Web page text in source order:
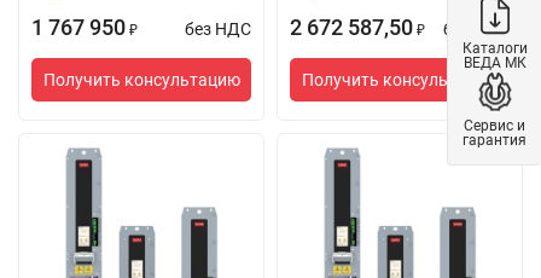
1 767 950 ₽ без НДС
Получить консультацию
2 672 587,50 ₽ без НДС
Получить консультацию
Каталоги
ВЕДА МК
Сервис и
гарантия